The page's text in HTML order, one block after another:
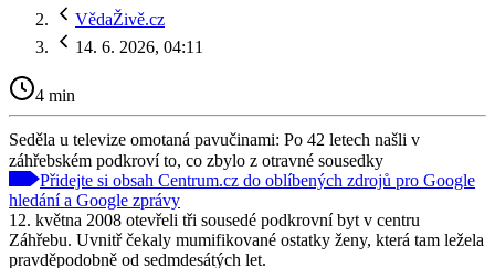
VědaŽivě.cz
14. 6. 2026, 04:11
4 min
Seděla u televize omotaná pavučinami: Po 42 letech našli v
záhřebském podkroví to, co zbylo z otravné sousedky
Přidejte si obsah Centrum.cz do oblíbených zdrojů pro Google
hledání a Google zprávy
12. května 2008 otevřeli tři sousedé podkrovní byt v centru
Záhřebu. Uvnitř čekaly mumifikované ostatky ženy, která tam ležela
pravděpodobně od sedmdesátých let.